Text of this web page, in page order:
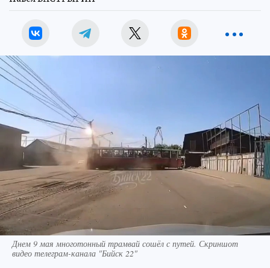
Днем 9 мая многотонный трамвай сошёл с путей. Скриншот
видео телеграм-канала "Бийск 22"